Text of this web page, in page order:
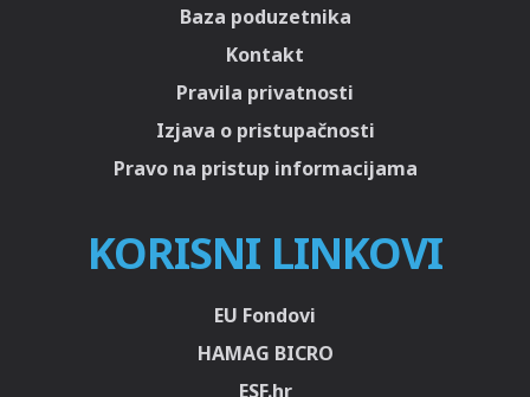
Baza poduzetnika
Kontakt
Pravila privatnosti
Izjava o pristupačnosti
Pravo na pristup informacijama
KORISNI LINKOVI
EU Fondovi
HAMAG BICRO
ESF.hr